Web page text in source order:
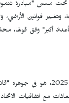
تحت مسمى "مبادرة
قوانين
أكبر" وفق
وحول قانون المناخ، الذي
مع اتفاقيات الاتحاد